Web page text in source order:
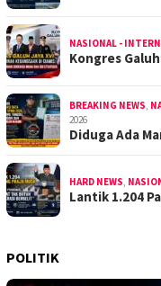
NASIONAL -
Kongres
BREAKING NEWS,
2026
Diduga Ada
HARD NEWS,
Lantik 1.204
POLITIK